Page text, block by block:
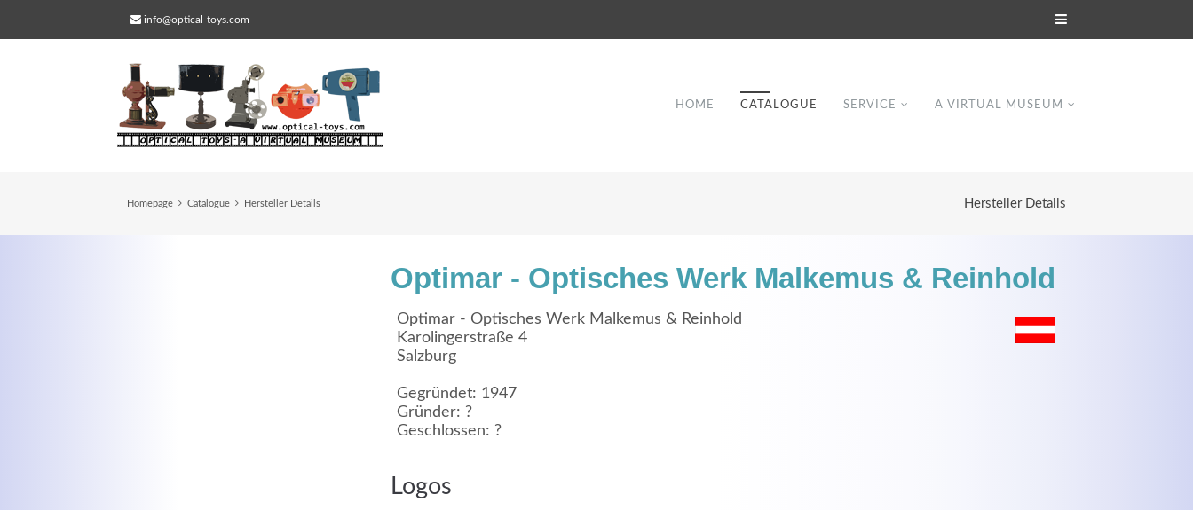
info@optical-toys.com
HOME CATALOGUE SERVICE A VIRTUAL MUSEUM
Homepage Catalogue Hersteller Details Hersteller Details
Optimar - Optisches Werk Malkemus & Reinhold
Optimar - Optisches Werk Malkemus & Reinhold
Karolingerstraße 4
Salzburg
Gegründet: 1947
Gründer: ?
Geschlossen: ?
Logos
adipiscing elit. Aenean commodo ligula eget
Good Service
Lorem ipsum dolor sit amet, consectetuer
Lorem ipsum dolor sit amet, consectetuer